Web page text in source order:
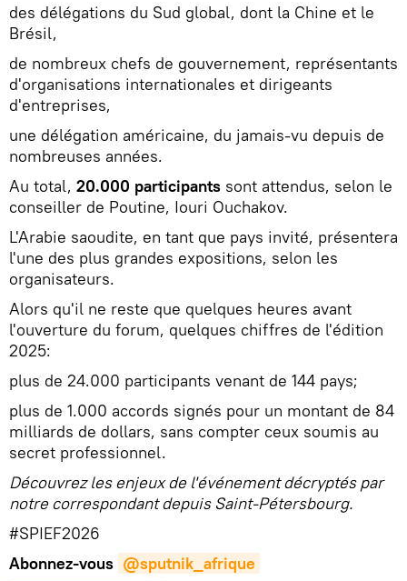
des délégations du Sud global, dont la Chine et le
Brésil,
de nombreux chefs de gouvernement, représentants
d'organisations internationales et dirigeants
d'entreprises,
une délégation américaine, du jamais-vu depuis de
nombreuses années.
Au total, 20.000 participants sont attendus, selon le
conseiller de Poutine, Iouri Ouchakov.
L'Arabie saoudite, en tant que pays invité, présentera
l'une des plus grandes expositions, selon les
organisateurs.
Alors qu'il ne reste que quelques heures avant
l'ouverture du forum, quelques chiffres de l'édition
2025:
plus de 24.000 participants venant de 144 pays;
plus de 1.000 accords signés pour un montant de 84
milliards de dollars, sans compter ceux soumis au
secret professionnel.
Découvrez les enjeux de l'événement décryptés par
notre correspondant depuis Saint-Pétersbourg.
#SPIEF2026
Abonnez-vous @sputnik_afrique